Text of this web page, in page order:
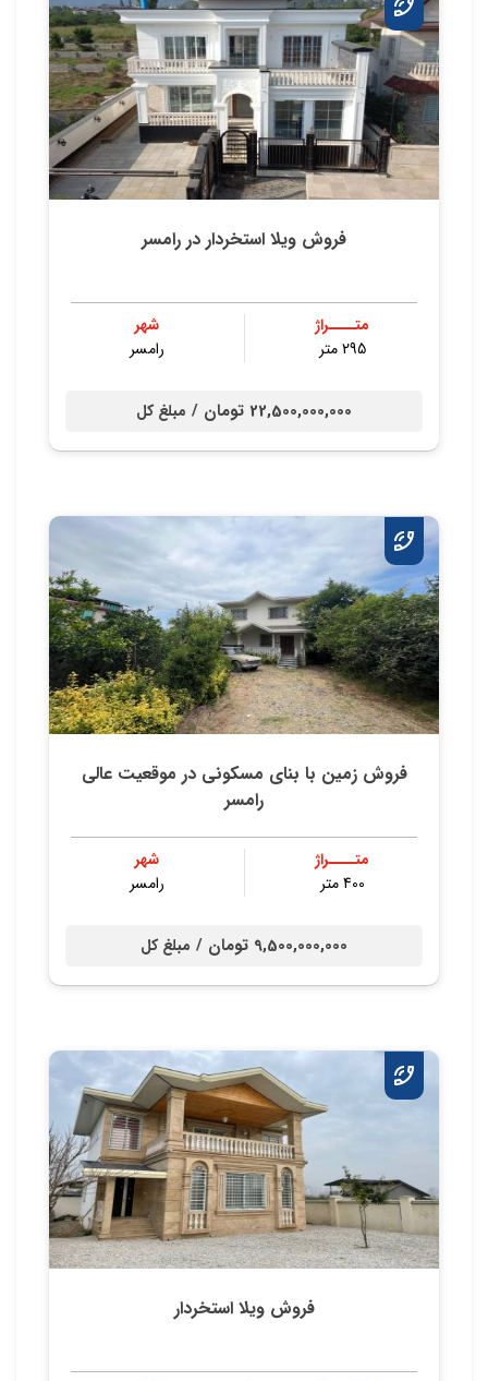
فروش ویلا استخردار در رامسر
متــــراژ
295 متر
شهر
رامسر
22,500,000,000 تومان / مبلغ کل
فروش زمین با بنای مسکونی در موقعیت عالی
رامسر
متــــراژ
400 متر
شهر
رامسر
9,500,000,000 تومان / مبلغ کل
فروش ویلا استخردار